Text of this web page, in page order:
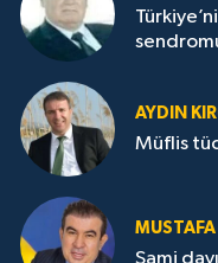
AYDIN
Müflis